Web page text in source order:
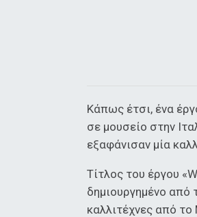
Κάπως έτσι, ένα
σε μουσείο στην
εξαφάνισαν μία
Τίτλος του έργου
δημιουργημένο από
καλλιτέχνες από